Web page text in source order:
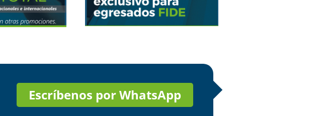
Escríbenos por WhatsApp